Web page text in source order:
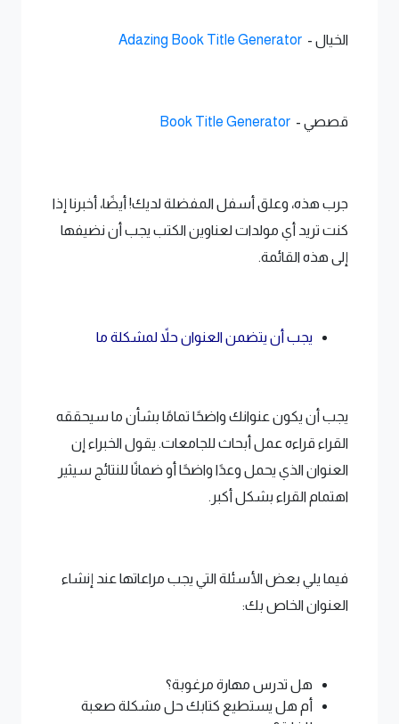
الخيال - Adazing Book Title Generator
قصصي - Book Title Generator
جرب هذه، وعلق أسفل المفضلة لديك! أيضًا، أخبرنا إذا
كنت تريد أي مولدات لعناوين الكتب يجب أن نضيفها
إلى هذه القائمة.
يجب أن يتضمن العنوان حلاً لمشكلة ما
يجب أن يكون عنوانك واضحًا تمامًا بشأن ما سيحققه
القراء قراءه عمل أبحاث للجامعات. يقول الخبراء إن
العنوان الذي يحمل وعدًا واضحًا أو ضمانًا للنتائج سيثير
اهتمام القراء بشكل أكبر.
فيما يلي بعض الأسئلة التي يجب مراعاتها عند إنشاء
العنوان الخاص بك:
هل تدرس مهارة مرغوبة؟
أم هل يستطيع كتابك حل مشكلة صعبة